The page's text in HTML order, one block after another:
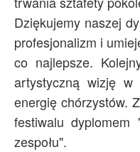
Dziękujemy naszej
profesjonalizm i
co najlepsze.
artystyczną wizję w
energię chórzystów.
festiwalu dyplomem
zespołu".